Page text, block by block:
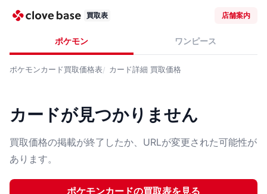
買取表 店舗案内
ポケモン ワンピース
ポケモンカード買取価格表 カード詳細 買取価格
カードが見つかりません
買取価格の掲載が終了したか、URLが変更された可能性が
あります。
ポケモンカードの買取表を見る